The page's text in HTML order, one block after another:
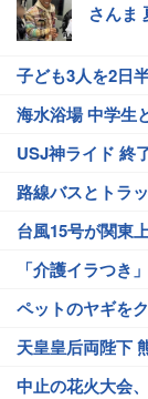
さんま
子ども3人を2日
海水浴場 中学生
USJ神ライド 終
路線バスとトラ
台風15号が関東
「介護イラつき
ペットのヤギを
天皇皇后両陛下
中止の花火大会